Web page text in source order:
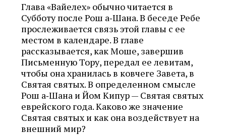
Глава «Вайелех» обычно читается в
Субботу после Рош а‑Шана. В беседе Ребе
прослеживается связь этой главы c ее
местом в календаре. В главе
рассказывается, как Моше, завершив
Письменную Тору, передал ее левитам,
чтобы она хранилась в ковчеге Завета, в
Святая святых. В определенном смысле
Рош а‑Шана и Йом Кипур — Святая святых
еврейского года. Каково же значение
Святая святых и как она воздействует на
внешний мир?